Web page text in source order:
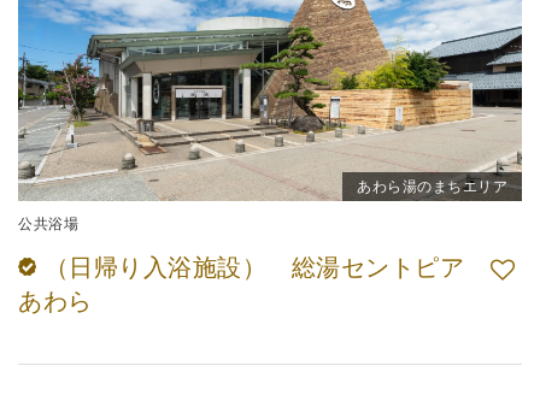
あわら湯のまちエリア
公共浴場
（日帰り入浴施設） 総湯セントピア
あわら